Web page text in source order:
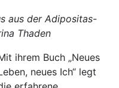
aus der Adipositas-
Thaden
ihrem Buch „Neues
neues Ich“ legt